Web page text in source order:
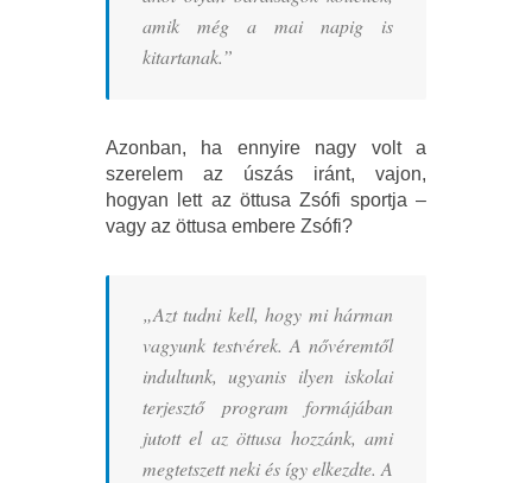
amik még a mai napig is
kitartanak.”
Azonban, ha ennyire nagy volt a
szerelem az úszás iránt, vajon,
hogyan lett az öttusa Zsófi sportja –
vagy az öttusa embere Zsófi?
„Azt tudni kell, hogy mi hárman
vagyunk testvérek. A nővéremtől
indultunk, ugyanis ilyen iskolai
terjesztő program formájában
jutott el az öttusa hozzánk, ami
megtetszett neki és így elkezdte. A